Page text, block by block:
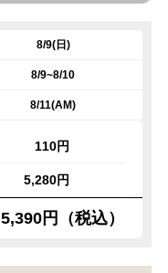
8/9(日)
8/9~8/10
8/11(AM)
110円
5,280円
5,390円（税込）